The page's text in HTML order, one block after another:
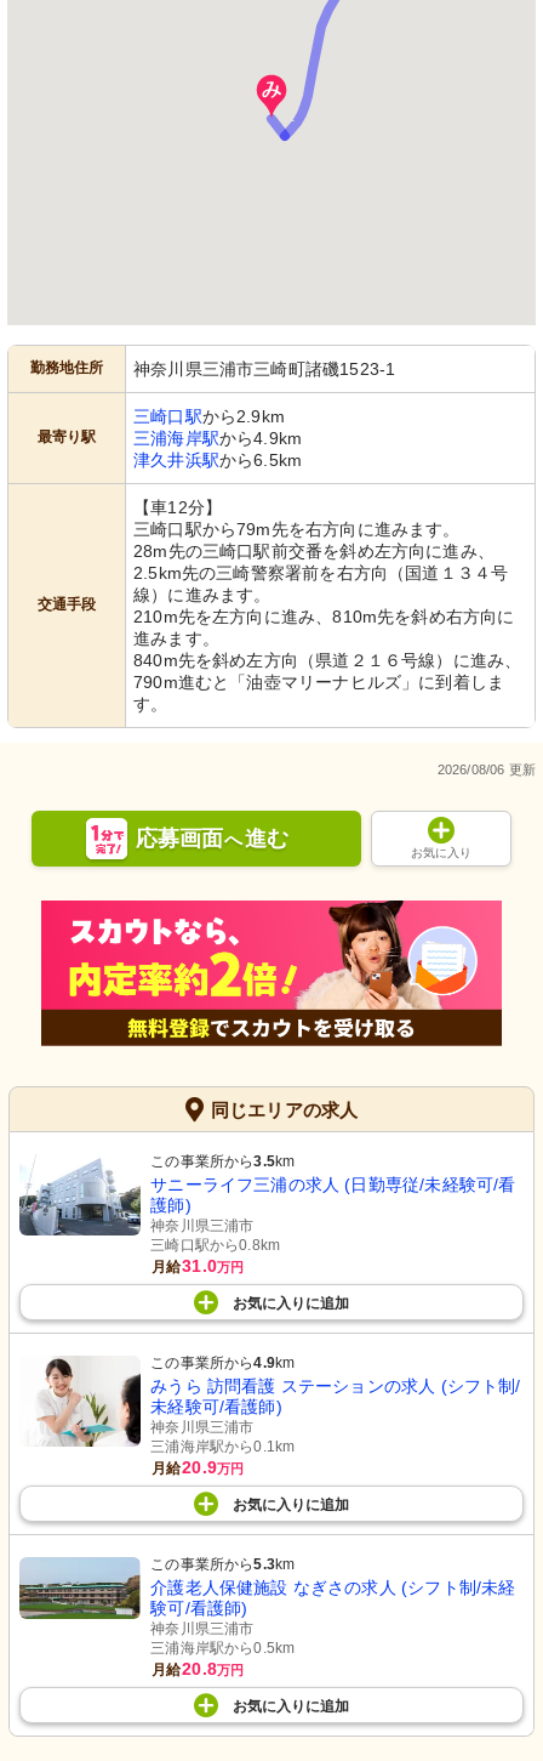
相談室
清潔感のあふれる会議室風のスペース
です。日当たりがよく、心地よい環境
が整っています。
談話コーナー
です。おしゃれな内装が印象的で、訪
れる方を温かく迎え入れます。
椅子
空間です。日当たりの良い窓際で、安
らぎのひとときを過ごせます。
整然とした空間が広がる管理室への入
口です。プロフェッショナルな環境で
理美容室
快適に身支度が整えられる洗面スペー
清潔感のあふれるオフィスで、日々の
業務をサポートします。
明るく整頓されたスペースで、業務の
効率が良さそうです。必要な物がすぐ
手に取れる配置が工夫されています。
トイレ
安全かつ使いやすく設計された清潔な
トイレです。快適な環境が保たれてい
清潔感のあふれる空間で、安全に配慮
大浴場
ゆとりあるスペースの中で、安全に配
るく清潔感のある環境です。
浴室
ゆったりとした空間の中、安全に配慮
勤務地住所 神奈川県三浦市三崎町諸磯1523-1
最寄り駅
三崎口駅から2.9km
三浦海岸駅から4.9km
津久井浜駅から6.5km
交通手段
【車12分】
三崎口駅から79m先を右方向に進みます。
28m先の三崎口駅前交番を斜め左方向に進み、
2.5km先の三崎警察署前を右方向（国道１３４号
線）に進みます。
210m先を左方向に進み、810m先を斜め右方向に
進みます。
840m先を斜め左方向（県道２１６号線）に進み、
790m進むと「油壺マリーナヒルズ」に到着しま
す。
2026/08/06 更新
応募画面へ進む
お気に入り
同じエリアの求人
この事業所から3.5km
サニーライフ三浦の求人 (日勤専従/未経験可/看
護師)
神奈川県三浦市
三崎口駅から0.8km
月給31.0万円
お気に入り に追加
この事業所から4.9km
みうら 訪問看護 ステーションの求人 (シフト制/
未経験可/看護師)
神奈川県三浦市
三浦海岸駅から0.1km
月給20.9万円
お気に入り に追加
この事業所から5.3km
介護老人保健施設 なぎさの求人 (シフト制/未経
験可/看護師)
神奈川県三浦市
三浦海岸駅から0.5km
月給20.8万円
お気に入り に追加